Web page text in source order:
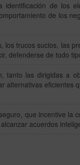
de los
de los
los trucos sucios, las
defenderse de todo
tanto las dirigidas a
alternativas eficientes
que incentive la
acuerdos